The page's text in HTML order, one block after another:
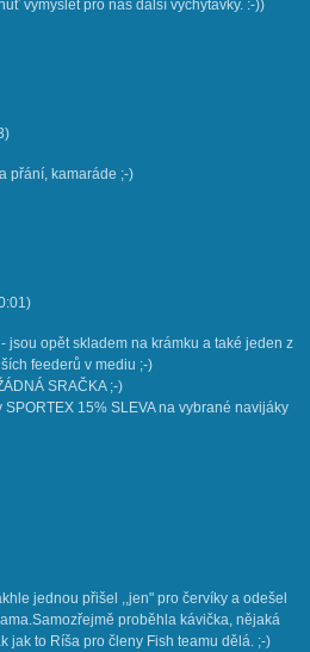
vymýšlet pro nás další vychytávky. :-))
)
přání, kamaráde ;-)
)
jsou opět skladem na krámku a také jeden z
feederů v mediu ;-)
SRAČKA ;-)
15% SLEVA na vybrané navijáky
jednou přišel ,,jen" pro červíky a odešel
proběhla kávička, nějaká
jak to Ríša pro členy Fish teamu dělá. ;-)